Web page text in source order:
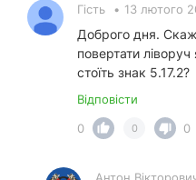
Гість • 13 лютого
Доброго дня.
повертати
стоїть знак 5.17.2?
Відповісти
0
0 0
Антон